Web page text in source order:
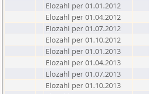
Elozahl per 01.01.2012
Elozahl per 01.04.2012
Elozahl per 01.07.2012
Elozahl per 01.10.2012
Elozahl per 01.01.2013
Elozahl per 01.04.2013
Elozahl per 01.07.2013
Elozahl per 01.10.2013